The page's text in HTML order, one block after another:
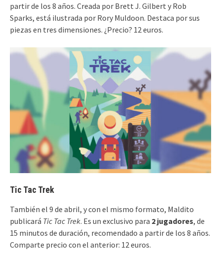
partir de los 8 años. Creada por Brett J. Gilbert y Rob
Sparks, está ilustrada por Rory Muldoon. Destaca por sus
piezas en tres dimensiones. ¿Precio? 12 euros.
Tic Tac Trek
También el 9 de abril, y con el mismo formato, Maldito
publicará Tic Tac Trek. Es un exclusivo para 2 jugadores, de
15 minutos de duración, recomendado a partir de los 8 años.
Comparte precio con el anterior: 12 euros.